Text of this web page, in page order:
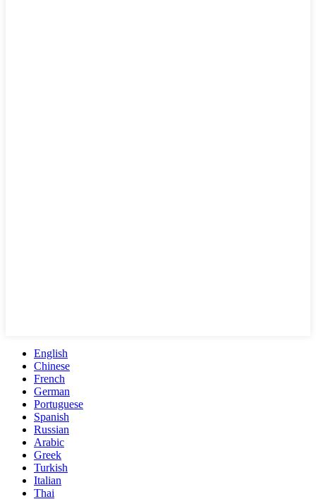
English
Chinese
French
German
Portuguese
Spanish
Russian
Arabic
Greek
Turkish
Italian
Thai